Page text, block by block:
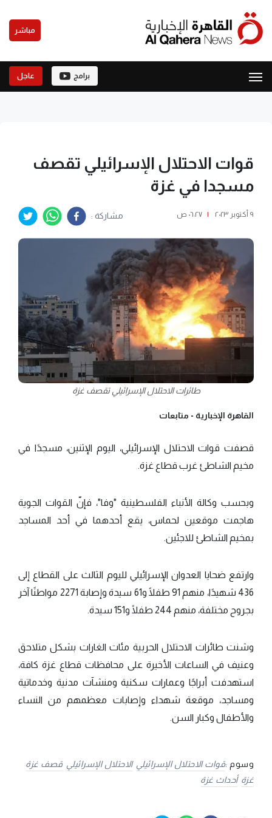
مباشر
برامج عاجل
قوات الاحتلال الإسرائيلي تقصف
مسجدا في غزة
٩ أكتوبر ٢٠٢٣ | ٠٦:٢٧ ص مشاركة :
طائرات الاحتلال الإسرائيلي تقصف غزة
القاهرة الإخبارية - متابعات
قصفت قوات الاحتلال الإسرائيلي، اليوم الإثنين، مسجدًا في
مخيم الشاطئ غرب قطاع غزة.
وبحسب وكالة الأنباء الفلسطينية "وفا"، فإنّ القوات الجوية
هاجمت موقعين لحماس، يقع أحدهما في أحد المساجد
بمخيم الشاطئ للاجئين.
وارتفع ضحايا العدوان الإسرائيلي لليوم الثالث على القطاع إلى
436 شهيدًا، منهم 91 طفلًا و61 سيدة وإصابة 2271 مواطنًا آخر
بجروح مختلفة، منهم 244 طفلًا و151 سيدة.
وشنت طائرات الاحتلال الحربية مئات الغارات بشكل متلاحق
وعنيف في الساعات الأخيرة على محافظات قطاع غزة كافة،
استهدفت أبراجًا وعمارات سكنية ومنشآت مدنية وخدماتية
ومساجد، موقعة شهداء وإصابات معظمهم من النساء
والأطفال وكبار السن.
وسوم :قوات الاحتلال الإسرائيلي الاحتلال الإسرائيلي قصف غزة
غزة أحداث غزة